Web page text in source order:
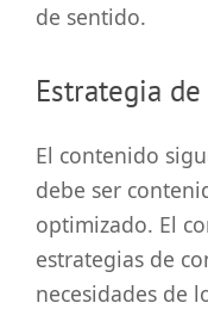
de sentido.
Estrategia
El contenido
debe ser
optimizado. El
estrategias de
necesidades de